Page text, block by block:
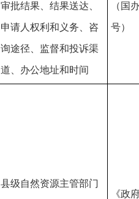
审批结果、结果送达、
申请人权利和义务、咨
询途径、监督和投诉渠
道、办公地址和时间
（国
号）
县级自然资源主管部门
《政